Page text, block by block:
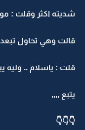
شديته اكثر وقلت : مو
قالت وهي تحاول
قلت : ياسلام .. وليه
يتبع ,,,,
👇👇👇